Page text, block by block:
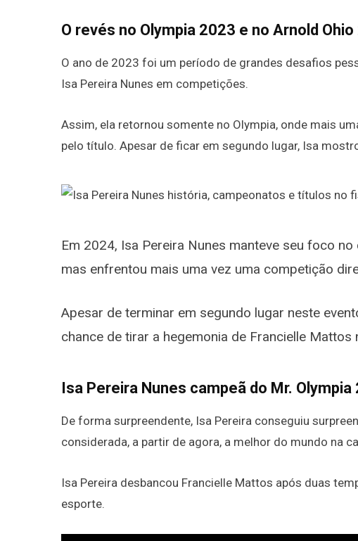
O revés no Olympia 2023 e no Arnold
O ano de 2023 foi um período de grandes desafios
Isa Pereira Nunes em competições.
Assim, ela retornou somente no Olympia, onde mais
pelo título. Apesar de ficar em segundo lugar, Isa
Em 2024, Isa Pereira Nunes manteve seu foco
mas enfrentou mais uma vez uma competição
Apesar de terminar em segundo lugar neste
chance de tirar a hegemonia de Francielle Mattos
Isa Pereira Nunes campeã do Mr. Olympia
De forma surpreendente, Isa Pereira conseguiu
considerada, a partir de agora, a melhor do mundo na
Isa Pereira desbancou Francielle Mattos após duas
esporte.